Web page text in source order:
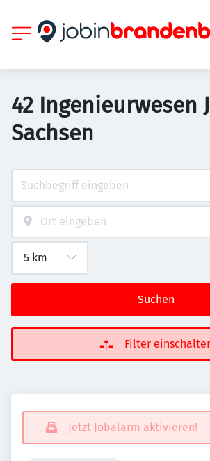
42 Ingenieurwesen
Sachsen
Suchen
Filter
Jetzt Jobalarm aktivieren!